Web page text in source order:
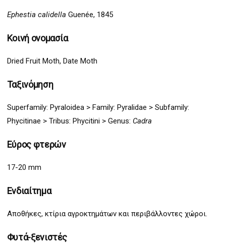
Ephestia calidella Guenée, 1845
Κοινή ονομασία
Dried Fruit Moth, Date Moth
Ταξινόμηση
Superfamily: Pyraloidea > Family: Pyralidae > Subfamily:
Phycitinae > Tribus: Phycitini > Genus: Cadra
Εύρος φτερών
17-20 mm
Ενδιαίτημα
Αποθήκες, κτίρια αγροκτημάτων και περιβάλλοντες χώροι.
Φυτά-ξενιστές